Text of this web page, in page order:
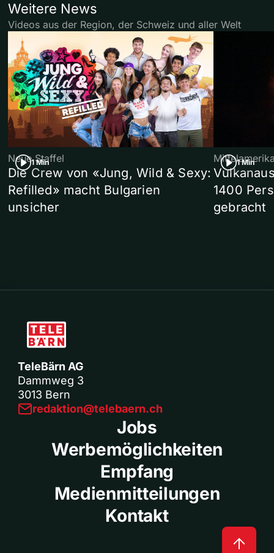
Weitere News
Videos aus der Region, der Schweiz und aller Welt
1 Min
Neue Staffel
Die Crew von «Jung, Wild & Sexy:
Refilled» macht Bulgarien
unsicher
1 Min
1400
gebracht
TeleBärn AG
Dammweg 3
3013 Bern
redaktion@telebaern.ch
Jobs
Werbemöglichkeiten
Empfang
Medienmitteilungen
Kontakt